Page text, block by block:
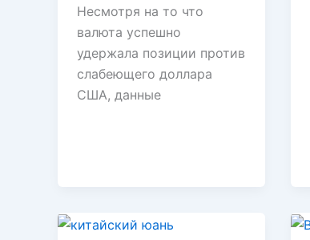
Несмотря на то что
валюта успешно
удержала позиции против
слабеющего доллара
США, данные